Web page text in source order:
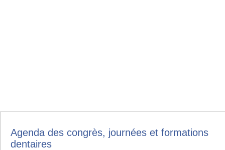
Agenda des congrès, journées et formations
dentaires